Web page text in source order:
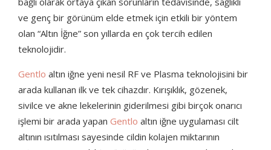
SUPREME BBL
SUPREME DIODE
MEDISCULPT
CFU – ELIFE (HIFU)
CİLT SİSTEMLERİ
ENDO SMART LIFT
ve genç bir görünüm elde etmek için etkili bir yöntem
olan “Altın İğne” son yıllarda en çok tercih edilen
teknolojidir.
Gentlo altın iğne yeni nesil RF ve Plasma teknolojisini bir
arada kullanan ilk ve tek cihazdır. Kırışıklık, gözenek,
sivilce ve akne lekelerinin giderilmesi gibi birçok onarıcı
işlemi bir arada yapan Gentlo altın iğne uygulaması cilt
altının ısıtılması sayesinde cildin kolajen miktarının